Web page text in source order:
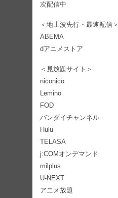
次配信中
＜地上波先行・最速配信＞
ABEMA
dアニメストア
＜見放題サイト＞
niconico
Lemino
FOD
バンダイチャンネル
Hulu
TELASA
j:COMオンデマンド
milplus
U-NEXT
アニメ放題